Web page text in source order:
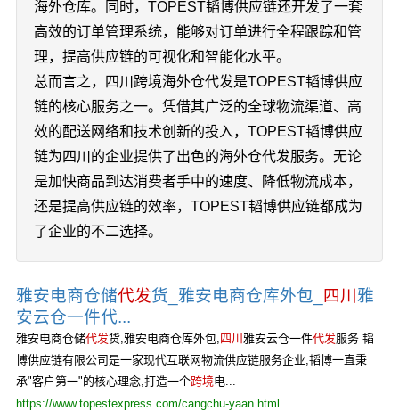
海外仓库。同时，TOPEST韬博供应链还开发了一套
高效的订单管理系统，能够对订单进行全程跟踪和管
理，提高供应链的可视化和智能化水平。
总而言之，四川跨境海外仓代发是TOPEST韬博供应
链的核心服务之一。凭借其广泛的全球物流渠道、高
效的配送网络和技术创新的投入，TOPEST韬博供应
链为四川的企业提供了出色的海外仓代发服务。无论
是加快商品到达消费者手中的速度、降低物流成本，
还是提高供应链的效率，TOPEST韬博供应链都成为
了企业的不二选择。
雅安电商仓储代发货_雅安电商仓库外包_ 四川 雅
安云仓一件代...
雅安电商仓储代发货,雅安电商仓库外包, 四川 雅安云仓一件代发服务 韬
博供应链有限公司是一家现代互联网物流供应链服务企业,韬博一直秉
承"客户第一"的核心理念,打造一个跨境电...
https://www.topestexpress.com/cangchu-yaan.html